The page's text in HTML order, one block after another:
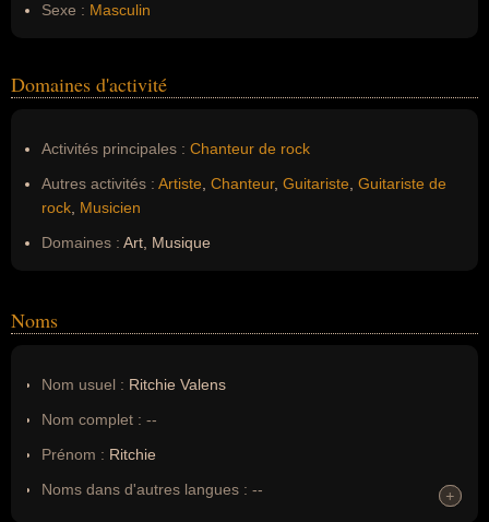
Sexe : Masculin
Domaines d'activité
Activités principales : Chanteur de rock
Autres activités : Artiste Chanteur, Guitariste Guitariste de
rock Musicien
Domaines : Art, Musique
Noms
Nom usuel : Ritchie Valens
Nom complet : --
Prénom : Ritchie
Noms dans d'autres langues : --
+
+